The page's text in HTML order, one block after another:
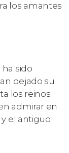
los amantes
sido
dejado su
los reinos
admirar en
el antiguo